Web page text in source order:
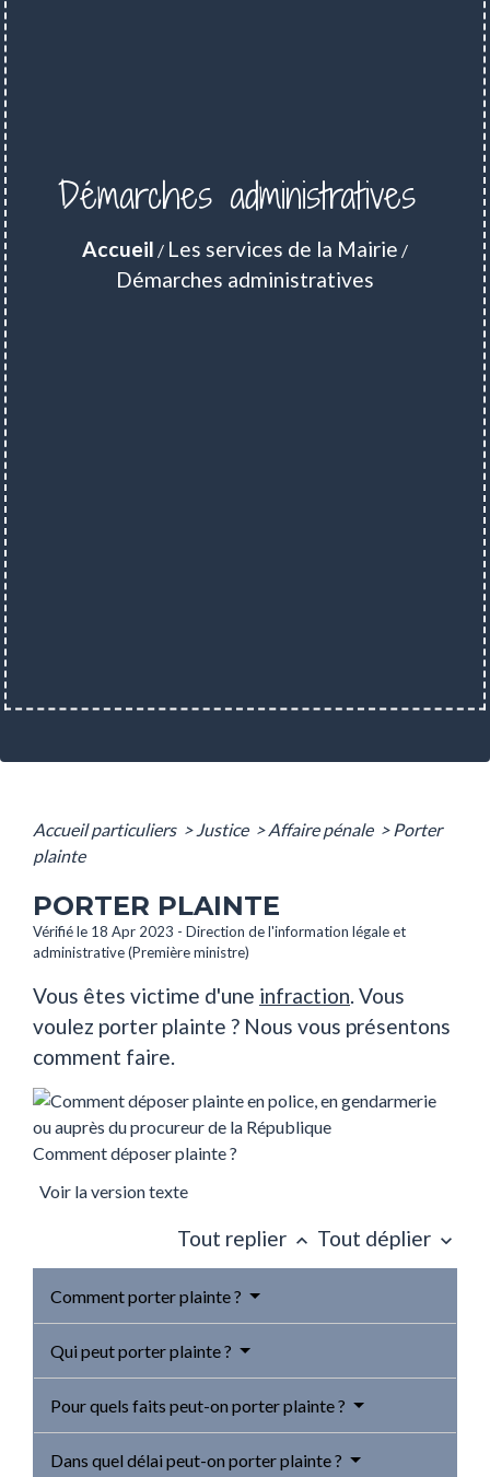
Démarches administratives
Accueil / Les services de la Mairie /
Démarches administratives
Accueil particuliers > Justice > Affaire pénale > Porter
plainte
PORTER PLAINTE
Vérifié le 18 Apr 2023 - Direction de l'information légale et
administrative (Première ministre)
Vous êtes victime d'une infraction. Vous
voulez porter plainte ? Nous vous présentons
comment faire.
Comment déposer plainte ?
Voir la version texte
Tout replier keyboard_arrow_up Tout déplier keyboard_arrow_down
Comment porter plainte ?
Qui peut porter plainte ?
Pour quels faits peut-on porter plainte ?
Dans quel délai peut-on porter plainte ?